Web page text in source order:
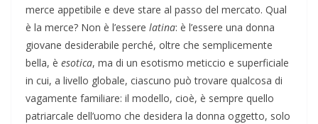
merce appetibile e deve stare al passo del mercato. Qual
è la merce? Non è l’essere latina: è l’essere una donna
giovane desiderabile perché, oltre che semplicemente
bella, è esotica, ma di un esotismo meticcio e superficiale
in cui, a livello globale, ciascuno può trovare qualcosa di
vagamente familiare: il modello, cioè, è sempre quello
patriarcale dell’uomo che desidera la donna oggetto, solo